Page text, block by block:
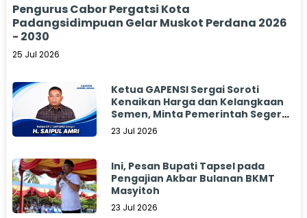
Pengurus Cabor Pergatsi Kota
Padangsidimpuan Gelar Muskot Perdana 2026
- 2030
25 Jul 2026
Ketua GAPENSI Sergai Soroti
Kenaikan Harga dan Kelangkaan
Semen, Minta Pemerintah Segera
Bertindak
23 Jul 2026
Ini, Pesan Bupati Tapsel pada
Pengajian Akbar Bulanan BKMT
Masyitoh
23 Jul 2026